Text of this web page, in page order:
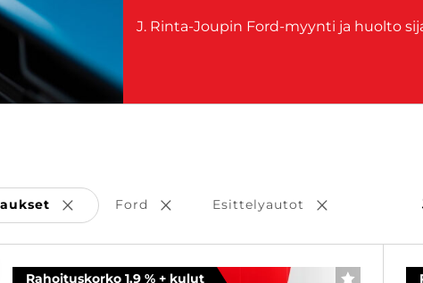
J. Rinta-Joupin Ford-myynti ja huolto
Poista valinta
Ford Poista valinta
Esittelyautot Poista valinta
Rahoituskorko 1,9 % + kulut